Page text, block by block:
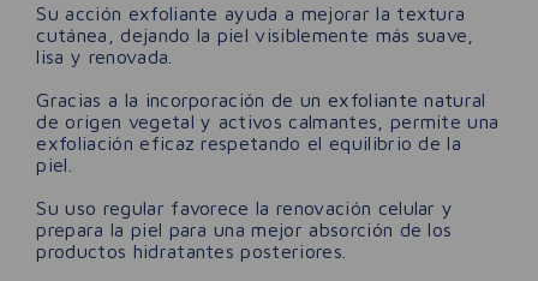
Su acción exfoliante ayuda a mejorar la textura
cutánea, dejando la piel visiblemente más suave,
lisa y renovada.
Gracias a la incorporación de un exfoliante natural
de origen vegetal y activos calmantes, permite una
exfoliación eficaz respetando el equilibrio de la
piel.
Su uso regular favorece la renovación celular y
prepara la piel para una mejor absorción de los
productos hidratantes posteriores.